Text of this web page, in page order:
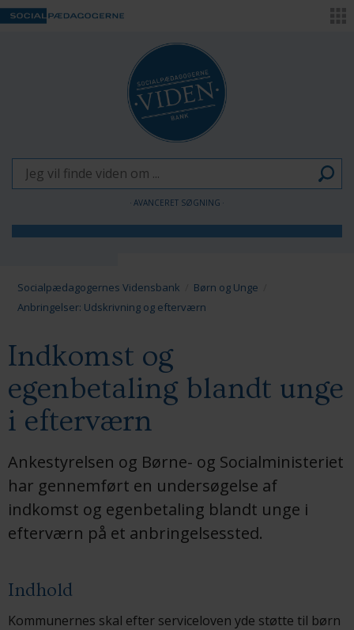
AVANCERET SØGNING
Voksne
Socialpædagogernes Vidensbank
Børn og Unge
Anbringelser: Udskrivning og efterværn
Indkomst og
egenbetaling blandt unge
i efterværn
Ankestyrelsen og Børne- og Socialministeriet
har gennemført en undersøgelse af
indkomst og egenbetaling blandt unge i
efterværn på et anbringelsessted.
Indhold
Kommunernes skal efter serviceloven yde støtte til børn